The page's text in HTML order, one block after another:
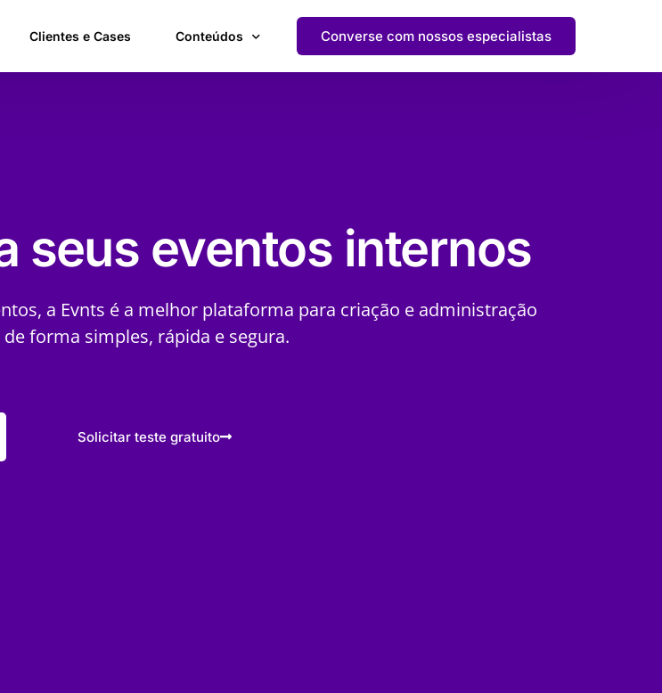
Clientes e Cases Conteúdos Converse com nossos especialistas
seus eventos internos
a Evnts é a melhor plataforma para criação e administração
forma simples, rápida e segura.
Solicitar teste gratuito